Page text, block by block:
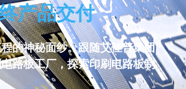
产品交付
程的神秘面纱。跟随艾佳普集团
电路板工厂，探索印刷电路板制